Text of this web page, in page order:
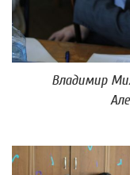
Владимир